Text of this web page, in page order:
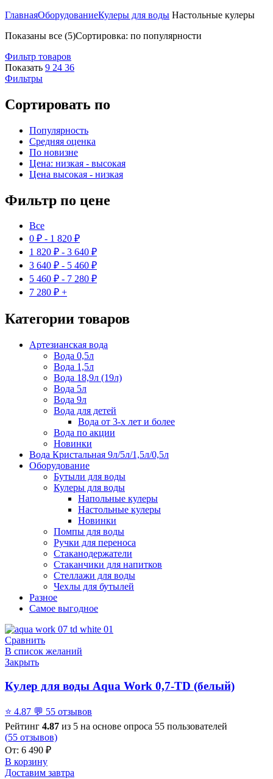
ГлавнаяОборудованиеКулеры для воды Настольные кулеры
Показаны все (5)Сортировка: по популярности
Фильтр товаров
Показать 9 24 36
Фильтры
Сортировать по
Популярность
Средняя оценка
По новизне
Цена: низкая - высокая
Цена высокая - низкая
Фильтр по цене
Все
0 ₽ - 1 820 ₽
1 820 ₽ - 3 640 ₽
3 640 ₽ - 5 460 ₽
5 460 ₽ - 7 280 ₽
7 280 ₽ +
Категории товаров
Артезианская вода
Вода 0,5л
Вода 1,5л
Вода 18,9л (19л)
Вода 5л
Вода 9л
Вода для детей
Вода от 3-х лет и более
Вода по акции
Новинки
Вода Кристальная 9л/5л/1,5л/0,5л
Оборудование
Бутыли для воды
Кулеры для воды
Напольные кулеры
Настольные кулеры
Новинки
Помпы для воды
Ручки для переноса
Стаканодержатели
Стаканчики для напитков
Стеллажи для воды
Чехлы для бутылей
Разное
Самое выгодное
Сравнить
В список желаний
Закрыть
Кулер для воды Aqua Work 0,7-TD (белый)
⭐ 4.87 💬 55 отзывов
Рейтинг 4.87 из 5 на основе опроса 55 пользователей
(55 отзывов)
От: 6 490 ₽
В корзину
Доставим завтра